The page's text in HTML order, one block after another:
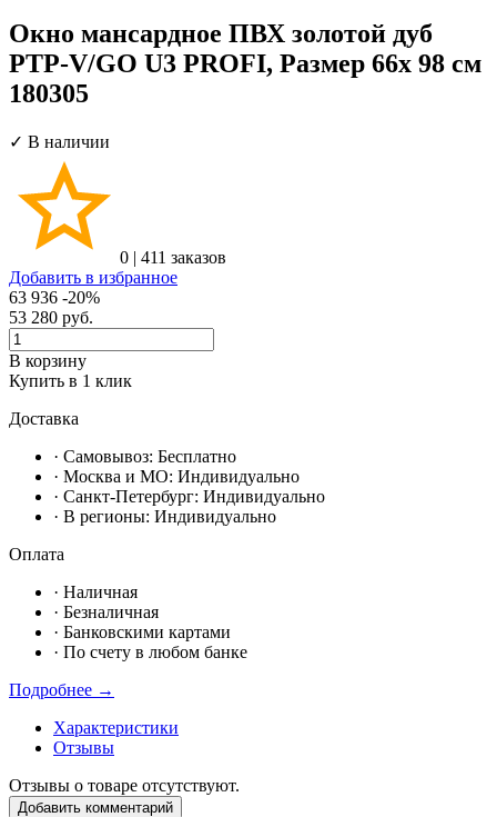
Окно мансардное ПВХ золотой дуб
PTP-V/GO U3 PROFI, Размер 66х 98 см
180305
✓ В наличии
0 | 411 заказов
Добавить в избранное
63 936 -20%
53 280 руб.
В корзину
Купить в 1 клик
Доставка
· Самовывоз: Бесплатно
· Москвa и МО: Индивидуально
· Санкт-Петербург: Индивидуально
· В регионы: Индивидуально
Оплата
· Наличная
· Безналичная
· Банковскими картами
· По счету в любом банке
Подробнее →
Характеристики
Отзывы
Отзывы о товаре отсутствуют.
Добавить комментарий